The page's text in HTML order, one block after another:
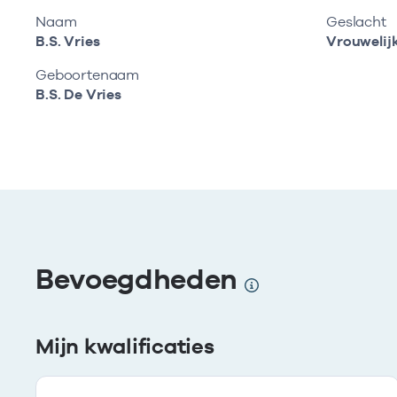
Naam
B.S. Vries
Geboortenaam
B.S. De Vries
Geslacht
Bevoegdheden
Mijn kwalificaties